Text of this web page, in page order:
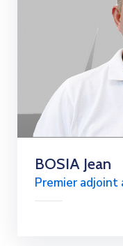
BOSIA Jean
Premier adjoint